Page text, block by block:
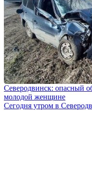
Северодвинск: опасный
молодой женщине
Сегодня утром в